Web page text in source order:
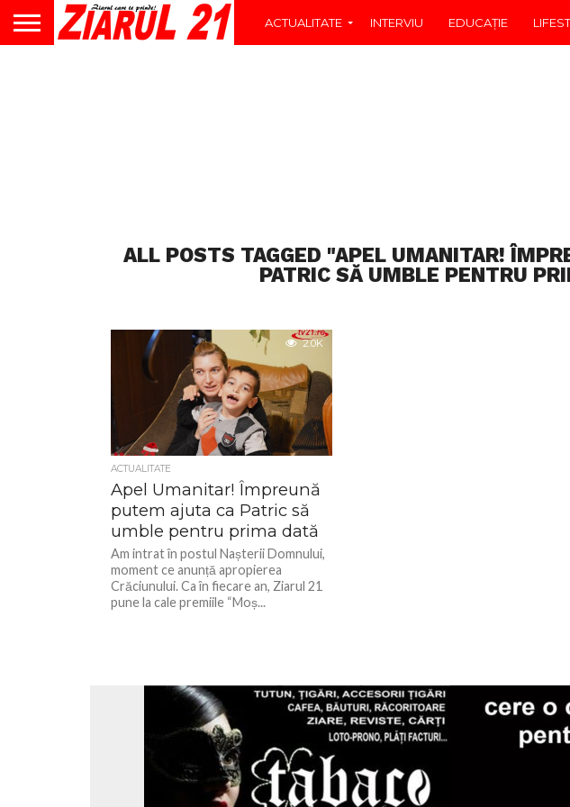
ACTUALITATE INTERVIU EDUCAŢIE
ALL POSTS TAGGED "APEL UMANITAR!
PATRIC SĂ UMBLE PENTRU
2.0K
ACTUALITATE
Apel Umanitar! Împreună
putem ajuta ca Patric să
umble pentru prima dată
Am intrat în postul Nașterii Domnului,
moment ce anunță apropierea
Crăciunului. Ca în fiecare an, Ziarul 21
pune la cale premiile “Moș...